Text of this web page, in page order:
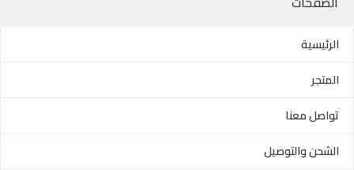
الرئيسية
المتجر
تواصل معنا
الشحن والتوصيل